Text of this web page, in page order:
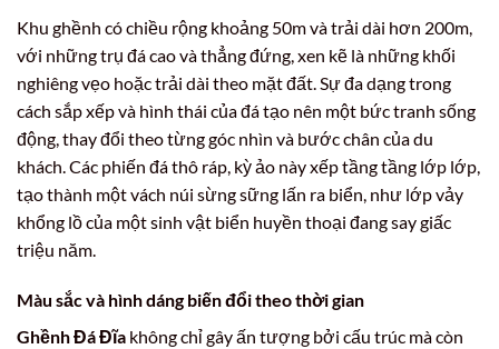
Khu ghềnh có chiều rộng khoảng 50m và trải dài hơn 200m,
với những trụ đá cao và thẳng đứng, xen kẽ là những khối
nghiêng vẹo hoặc trải dài theo mặt đất. Sự đa dạng trong
cách sắp xếp và hình thái của đá tạo nên một bức tranh sống
động, thay đổi theo từng góc nhìn và bước chân của du
khách. Các phiến đá thô ráp, kỳ ảo này xếp tầng tầng lớp lớp,
tạo thành một vách núi sừng sững lấn ra biển, như lớp vảy
khổng lồ của một sinh vật biển huyền thoại đang say giấc
triệu năm.
Màu sắc và hình dáng biến đổi theo thời gian
Ghềnh Đá Đĩa không chỉ gây ấn tượng bởi cấu trúc mà còn